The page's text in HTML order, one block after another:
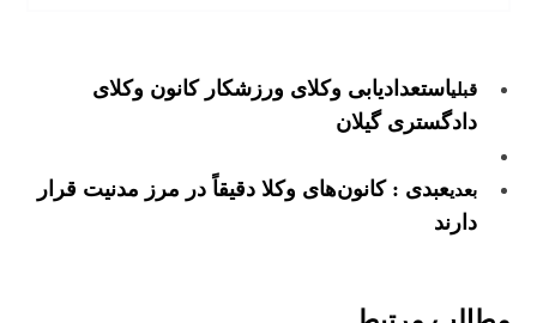
قبلیاستعدادیابی وکلای ورزشکار کانون وکلای
دادگستری گیلان
بعدیعبدی : کانون‌های وکلا دقیقاً در مرز مدنیت قرار
دارند